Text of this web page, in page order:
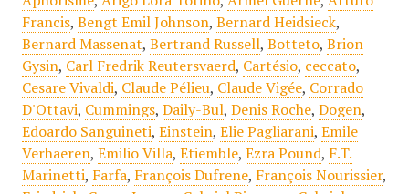
Francis, Bengt Emil Johnson, Bernard Heidsieck,
Bernard Massenat, Bertrand Russell, Botteto, Brion
Gysin, Carl Fredrik Reutersvaerd, Cartésio, ceccato,
Cesare Vivaldi, Claude Pélieu, Claude Vigée, Corrado
D'Ottavi, Cummings, Daily-Bul, Denis Roche, Dogen,
Edoardo Sanguineti, Einstein, Elie Pagliarani, Emile
Verhaeren, Emilio Villa, Etiemble, Ezra Pound, F.T.
Marinetti, Farfa, François Dufrene, François Nourissier,